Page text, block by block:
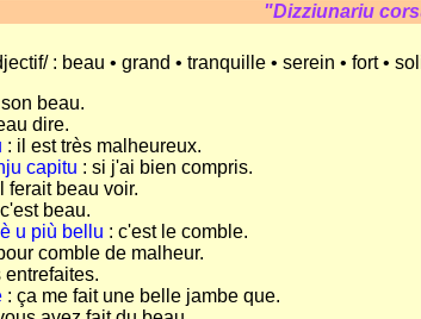
"Dizziunariu
: beau • grand • tranquille • serein • fort •
beau.
dire.
: il est très malheureux.
capitu : si j'ai bien compris.
ferait beau voir.
beau.
u più bellu : c'est le comble.
comble de malheur.
entrefaites.
: ça me fait une belle jambe que.